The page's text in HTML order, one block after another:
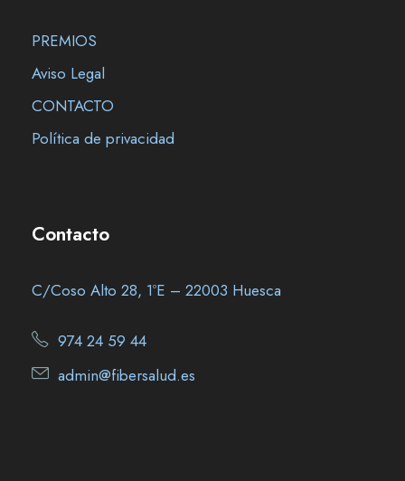
PREMIOS
Aviso Legal
CONTACTO
Política de privacidad
Contacto
C/Coso Alto 28, 1ºE – 22003 Huesca
974 24 59 44
admin@fibersalud.es